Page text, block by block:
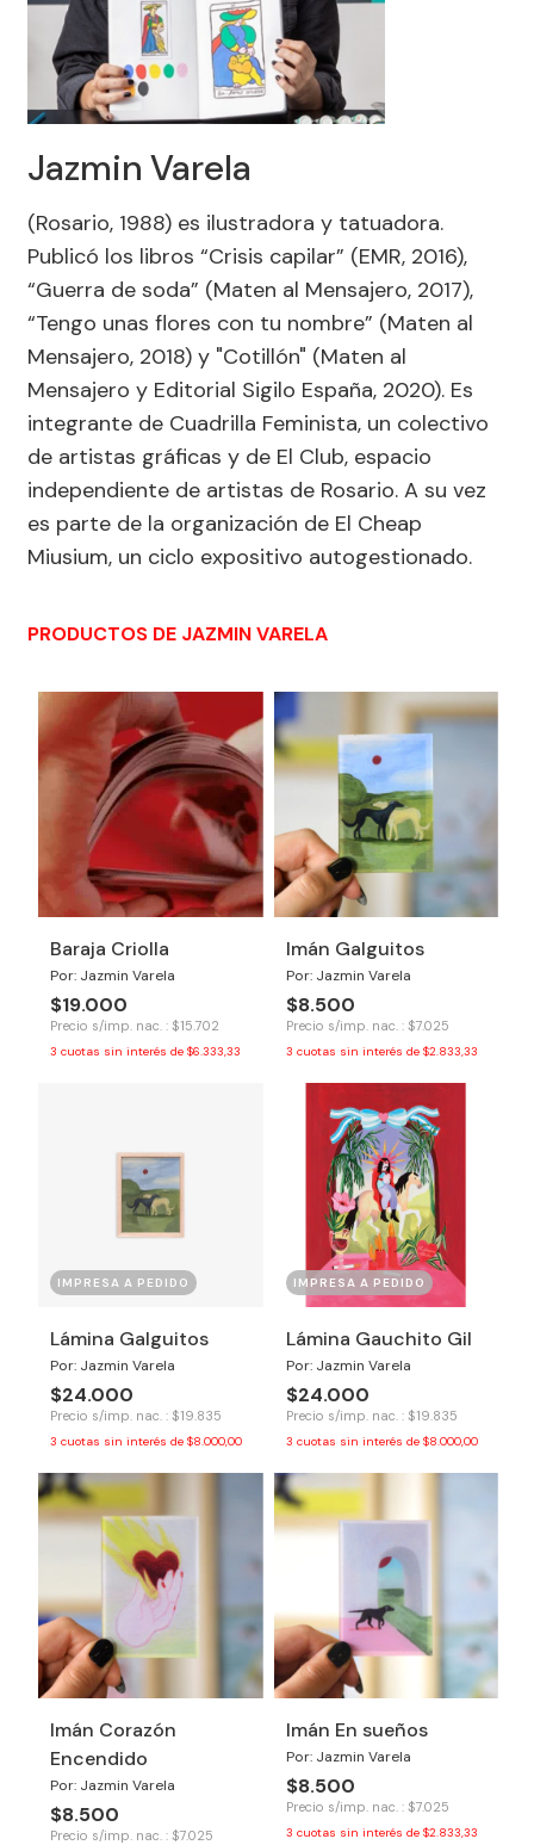
Jazmin Varela
(Rosario, 1988) es ilustradora y tatuadora.
Publicó los libros “Crisis capilar” (EMR, 2016),
“Guerra de soda” (Maten al Mensajero, 2017),
“Tengo unas flores con tu nombre” (Maten al
Mensajero, 2018) y "Cotillón" (Maten al
Mensajero y Editorial Sigilo España, 2020). Es
integrante de Cuadrilla Feminista, un colectivo
de artistas gráficas y de El Club, espacio
independiente de artistas de Rosario. A su vez
es parte de la organización de El Cheap
Miusium, un ciclo expositivo autogestionado.
PRODUCTOS DE JAZMIN VARELA
Baraja Criolla
Por: Jazmin Varela
$19.000
Precio s/imp. nac. : $15.702
3 cuotas sin interés de $6.333,33
Imán Galguitos
Por: Jazmin Varela
$8.500
Precio s/imp. nac. : $7.025
3 cuotas sin interés de $2.833,33
IMPRESA A PEDIDO
Lámina Galguitos
Por: Jazmin Varela
$24.000
Precio s/imp. nac. : $19.835
3 cuotas sin interés de $8.000,00
IMPRESA A PEDIDO
Lámina Gauchito Gil
Por: Jazmin Varela
$24.000
Precio s/imp. nac. : $19.835
3 cuotas sin interés de $8.000,00
Imán Corazón
Encendido
Por: Jazmin Varela
$8.500
Precio s/imp. nac. : $7.025
Imán En sueños
Por: Jazmin Varela
$8.500
Precio s/imp. nac. : $7.025
3 cuotas sin interés de $2.833,33